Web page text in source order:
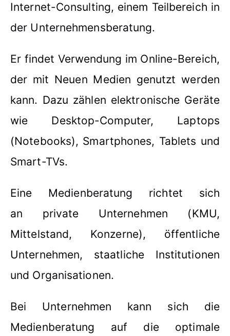
Internet-Consulting, einem Teilbereich in
der Unternehmensberatung.
Er findet Verwendung im Online-Bereich,
der mit Neuen Medien genutzt werden
kann. Dazu zählen elektronische Geräte
wie Desktop-Computer, Laptops
(Notebooks), Smartphones, Tablets und
Smart-TVs.
Eine Medienberatung richtet sich
an private Unternehmen (KMU,
Mittelstand, Konzerne), öffentliche
Unternehmen, staatliche Institutionen
und Organisationen.
Bei Unternehmen kann sich die
Medienberatung auf die optimale